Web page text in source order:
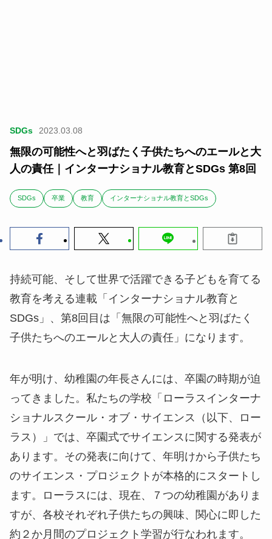
SDGs 2023.03.08
無限の可能性へと羽ばたく子供たちへのエールと大
人の責任｜インターナショナル教育とSDGs 第8回
SDGs 卒業 教育 インターナショナル教育とSDGs
持続可能、そして世界で活躍できる子どもを育てる
教育を考える連載「インターナショナル教育と
SDGs」、第8回目は「無限の可能性へと羽ばたく
子供たちへのエールと大人の責任」になります。
年が明け、幼稚園の年長さんには、卒園の時期が迫
ってきました。私たちの学校「ローラスインターナ
ショナルスクール・オブ・サイエンス（以下、ロー
ラス）」では、卒園式でサイエンスに関する発表が
あります。その発表に向けて、年明けから子供たち
のサイエンス・プロジェクトが本格的にスタートし
ます。ローラスには、現在、７つの幼稚園がありま
すが、各校それぞれ子供たちの興味、関心に即した
約２か月間のプロジェクト学習が行なわれます。